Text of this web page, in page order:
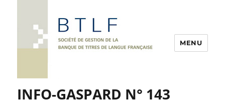
MENU
INFO-GASPARD N° 143